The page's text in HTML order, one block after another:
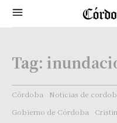
Tag:
Córdoba Noticias de
Gobierno de Córdoba